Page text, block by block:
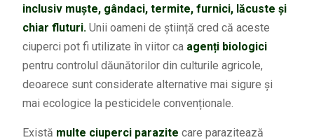
inclusiv muște, gândaci, termite, furnici, lăcuste și
chiar fluturi. Unii oameni de știință cred că aceste
ciuperci pot fi utilizate în viitor caagenți biologici
pentru controlul dăunătorilor din culturile agricole,
deoarece sunt considerate alternative mai sigure și
mai ecologice la pesticidele convenționale.
Există multe ciuperci parazite care parazitează